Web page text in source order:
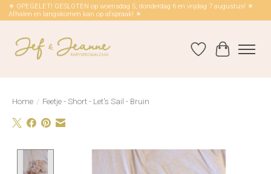
☀ OPEGELET! GESLOTEN op woensdag 5, donderdag 6 en vrijdag 7 augustus! ☀
Afhalen en langskomen kan op afspraak! ☀
Verlanglijst
Home / Feetje - Short - Let's Sail - Bruin
Product image slideshow Items